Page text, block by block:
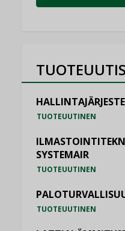
TUOTEUUTINEN
SYSTEMAIR
TUOTEUUTINEN
TUOTEUUTINEN